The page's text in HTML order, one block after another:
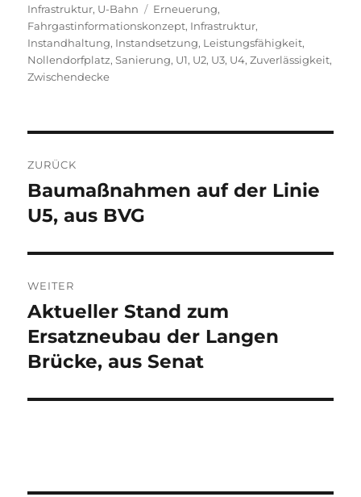
am
Infrastruktur, U-Bahn Schlagwörter
Erneuerung,
Fahrgastinformationskonzept, Infrastruktur,
Instandhaltung, Instandsetzung, Leistungsfähigkeit,
Nollendorfplatz,Sanierung, U1, U2, U3, U4,Zuverlässigkeit,
Zwischendecke
ZURÜCK
Vorheriger
Beitrag:
Baumaßnahmen auf der Linie
U5, aus BVG
WEITER
Nächster
Beitrag:
Aktueller Stand zum
Ersatzneubau der Langen
Brücke, aus Senat